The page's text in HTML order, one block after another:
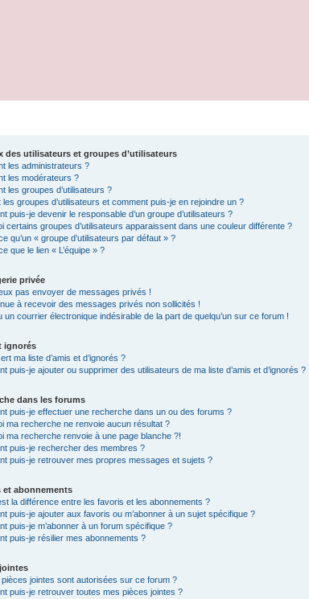
des utilisateurs et groupes d’utilisateurs
les administrateurs ?
les modérateurs ?
les groupes d’utilisateurs ?
les groupes d’utilisateurs et comment puis-je en rejoindre un ?
puis-je devenir le responsable d’un groupe d’utilisateurs ?
certains groupes d’utilisateurs apparaissent dans une couleur différente ?
qu’un « groupe d’utilisateurs par défaut » ?
que le lien « L’équipe » ?
privée
pas envoyer de messages privés !
à recevoir des messages privés non sollicités !
un courrier électronique indésirable de la part de quelqu’un sur ce forum !
ignorés
ma liste d’amis et d’ignorés ?
puis-je ajouter ou supprimer des utilisateurs de ma liste d’amis et d’ignorés ?
dans les forums
puis-je effectuer une recherche dans un ou des forums ?
ma recherche ne renvoie aucun résultat ?
ma recherche renvoie à une page blanche ?!
puis-je rechercher des membres ?
puis-je retrouver mes propres messages et sujets ?
et abonnements
la différence entre les favoris et les abonnements ?
puis-je ajouter aux favoris ou m’abonner à un sujet spécifique ?
puis-je m’abonner à un forum spécifique ?
puis-je résilier mes abonnements ?
pièces jointes sont autorisées sur ce forum ?
puis-je retrouver toutes mes pièces jointes ?